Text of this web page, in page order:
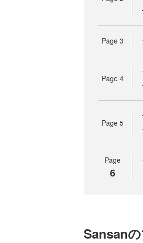
Page 3
Page 4
Page 5
Page
6
Sansan